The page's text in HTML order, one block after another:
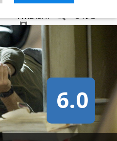
VYHĽADAŤ O NÁS
6.0